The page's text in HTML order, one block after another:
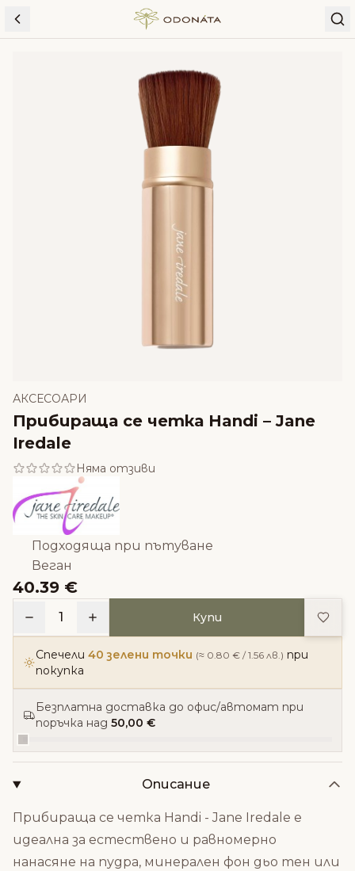
Skip to content
АКСЕСОАРИ
Прибираща се четка Handi – Jane
Iredale
Няма отзиви
Подходяща при пътуване
Веган
40.39 €
1 Купи
Спечели 40 зелени точки (≈ 0.80 € / 1.56 лв.) при
покупка
Безплатна доставка до офис/автомат при
поръчка над 50,00 €
Описание
Прибираща се четка Handi - Jane Iredale е
идеална за естествено и равномерно
нанасяне на пудра, минерален фон дьо тен или